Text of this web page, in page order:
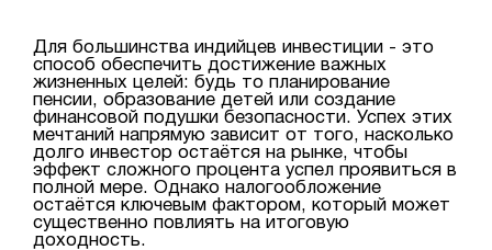
Для большинства индийцев инвестиции - это
способ обеспечить достижение важных
жизненных целей: будь то планирование
пенсии, образование детей или создание
финансовой подушки безопасности. Успех этих
мечтаний напрямую зависит от того, насколько
долго инвестор остаётся на рынке, чтобы
эффект сложного процента успел проявиться в
полной мере. Однако налогообложение
остаётся ключевым фактором, который может
существенно повлиять на итоговую
доходность.